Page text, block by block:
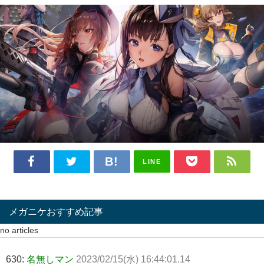
LINE
メガニケおすすめ記事
no articles
630: 名無しマン 2023/02/15(水) 16:44:01.14